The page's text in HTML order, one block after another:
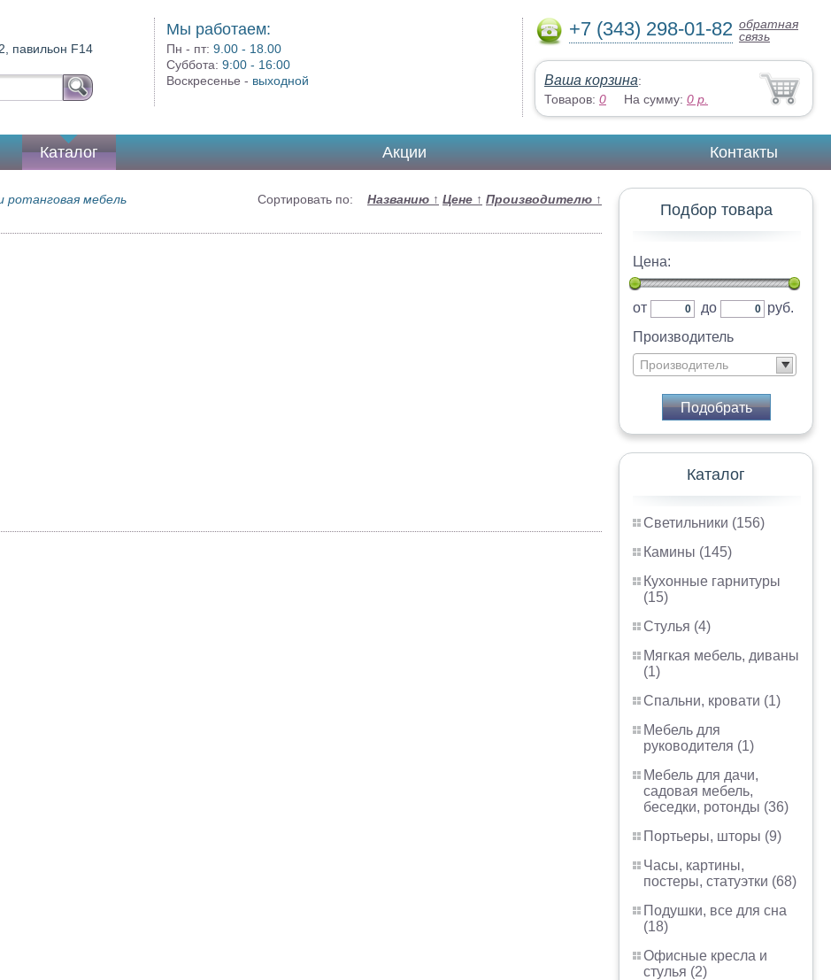
павильон F14
Мы работаем:
Пн - пт:9.00 - 18.00
Суббота:9:00 - 16:00
Воскресенье - выходной
+7 (343) 298-01-82 обратная
связь
Ваша корзина:
Товаров: 0 На сумму: 0 р.
Каталог Акции Контакты
Подбор товара
Цена:
от до
руб.
Производитель
Производитель
Подобрать
Каталог
Светильники (156)
Камины (145)
Кухонные гарнитуры
(15)
Стулья (4)
Мягкая мебель, диваны
(1)
Спальни, кровати (1)
Мебель для
руководителя (1)
Мебель для дачи,
садовая мебель,
беседки, ротонды (36)
Портьеры, шторы (9)
Часы, картины,
постеры, статуэтки (68)
Подушки, все для сна
(18)
Офисные кресла и
стулья (2)
Сортировать по: Названию ↑ Цене ↑ Производителю ↑
ротанговая мебель